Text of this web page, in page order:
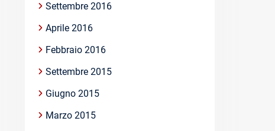
Settembre 2016
Aprile 2016
Febbraio 2016
Settembre 2015
Giugno 2015
Marzo 2015